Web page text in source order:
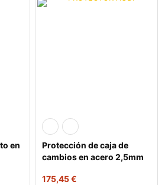
en
Protección de caja de
cambios en acero 2,5mm
175,45€